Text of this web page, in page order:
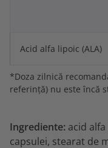
Acid alfa lipoic (ALA)
*Doza zilnică
referință) nu este încă
Ingrediente: acid
capsulei, stearat de